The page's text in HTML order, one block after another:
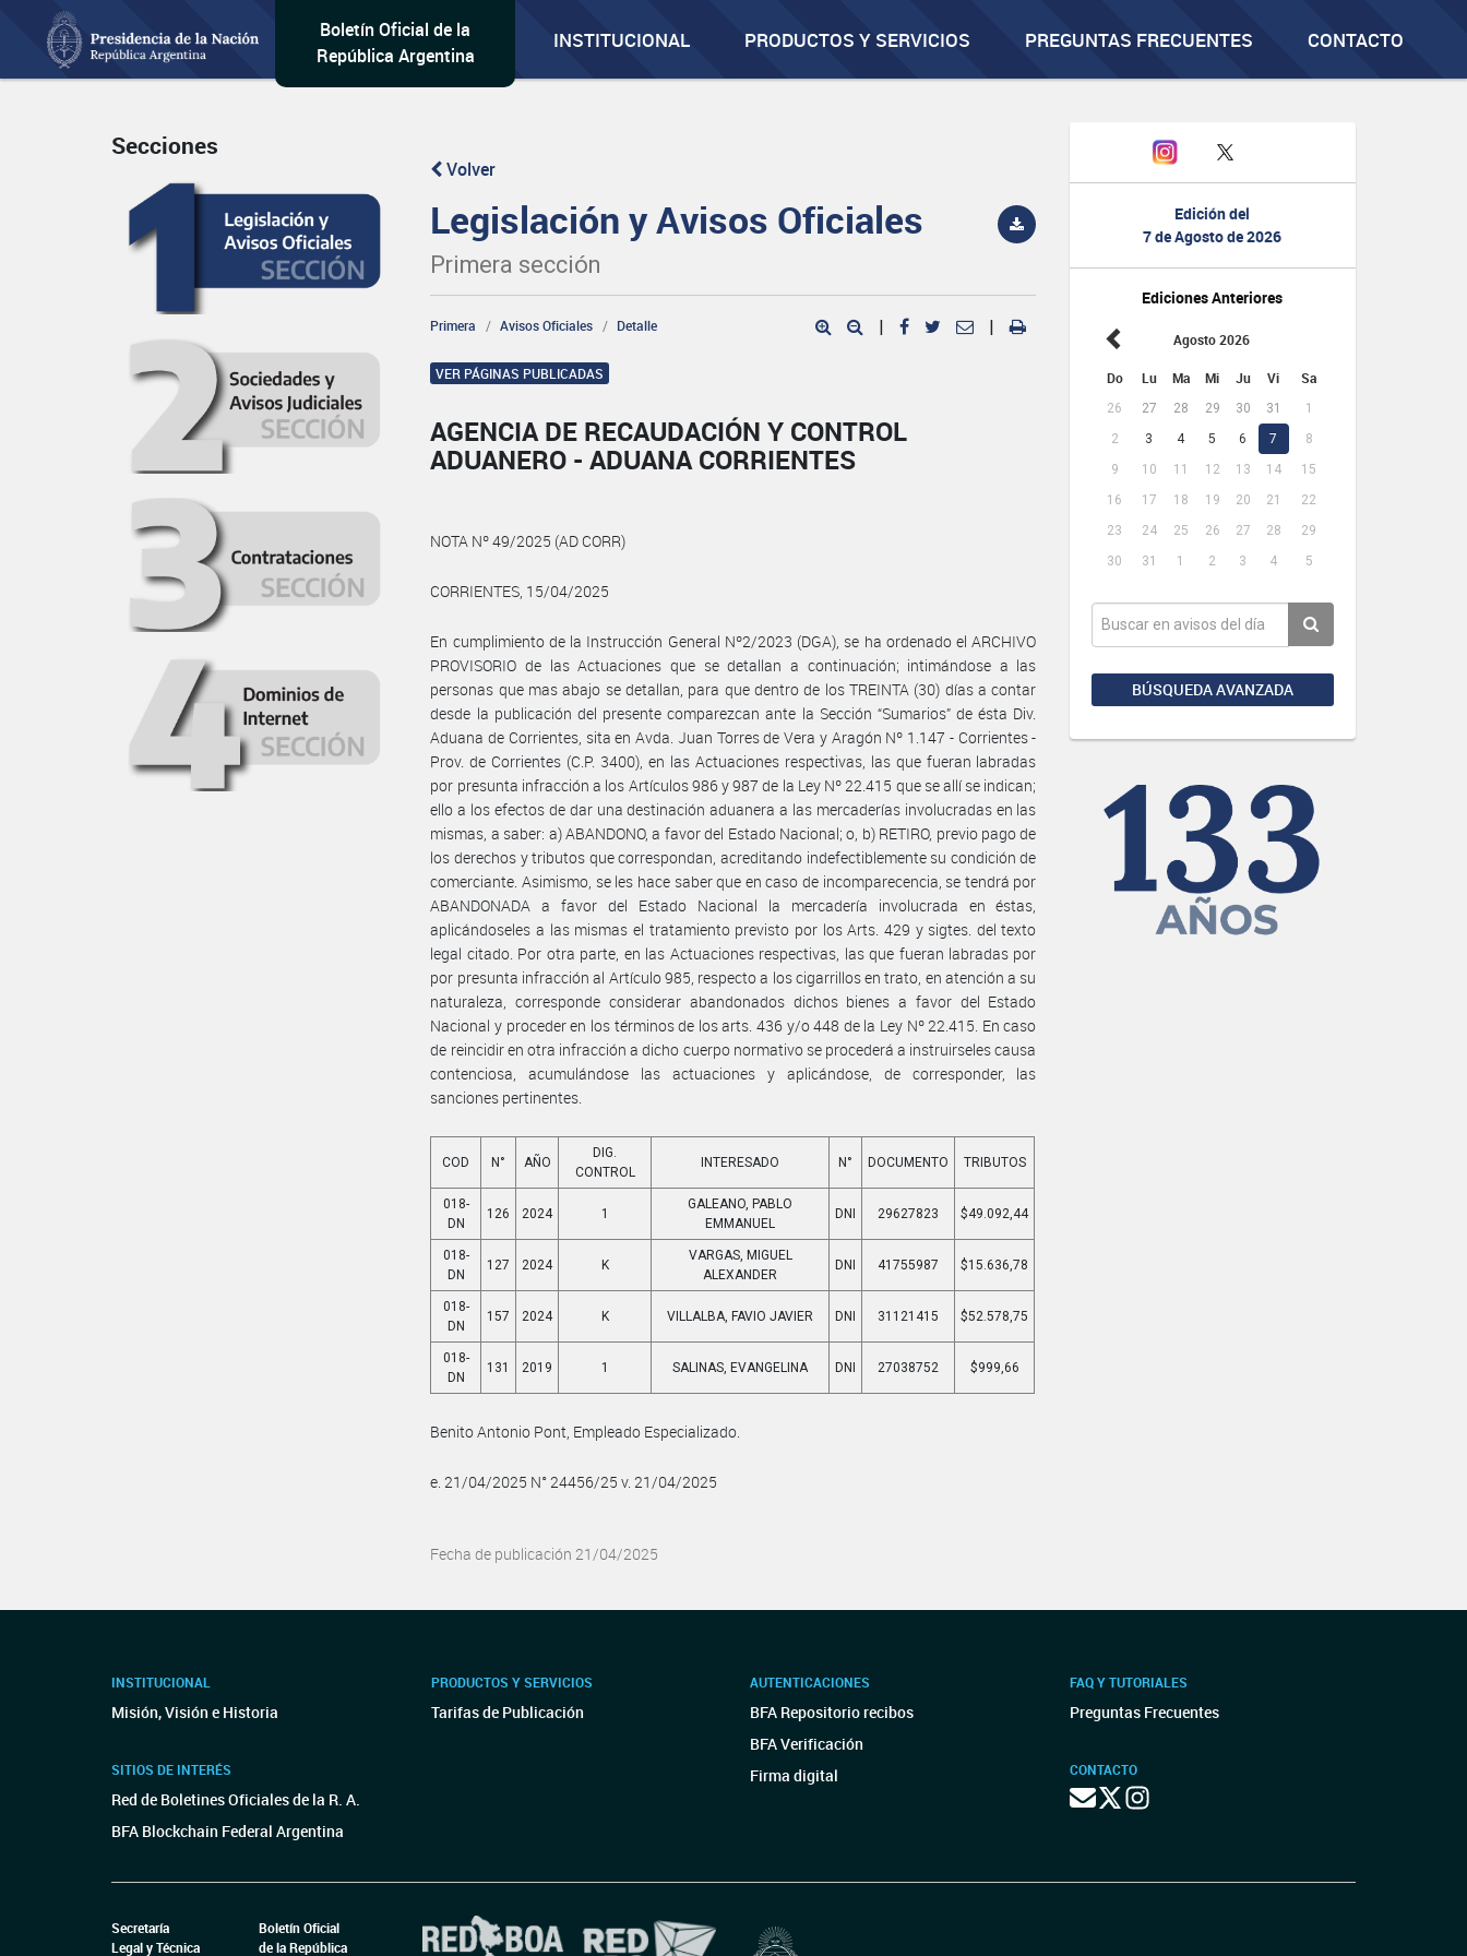
Boletín Oficial de la
República Argentina
INSTITUCIONAL PRODUCTOS Y SERVICIOS PREGUNTAS FRECUENTES CONTACTO
Edición del
7 de Agosto de 2026
Ediciones Anteriores
Agosto 2026
Do Lu Ma Mi Ju Vi Sa
26 27 28 29 30 31
1
2
3 4 5 6 7
8
9
10 11 12 13 14
15
16
17 18 19 20 21
22
23
24 25 26 27 28
29
30
31 1 2 3 4 5
BÚSQUEDA AVANZADA
Secciones
Volver
Legislación y Avisos Oficiales
Primera sección
Primera Avisos Oficiales Detalle | |
VER PÁGINAS PUBLICADAS
AGENCIA DE RECAUDACIÓN Y CONTROL
ADUANERO - ADUANA CORRIENTES
NOTA Nº 49/2025 (AD CORR)
CORRIENTES, 15/04/2025
En cumplimiento de la Instrucción General Nº2/2023 (DGA), se ha ordenado el ARCHIVO
PROVISORIO de las Actuaciones que se detallan a continuación; intimándose a las
personas que mas abajo se detallan, para que dentro de los TREINTA (30) días a contar
desde la publicación del presente comparezcan ante la Sección “Sumarios” de ésta Div.
Aduana de Corrientes, sita en Avda. Juan Torres de Vera y Aragón Nº 1.147 - Corrientes -
Prov. de Corrientes (C.P. 3400), en las Actuaciones respectivas, las que fueran labradas
por presunta infracción a los Artículos 986 y 987 de la Ley Nº 22.415 que se allí se indican;
ello a los efectos de dar una destinación aduanera a las mercaderías involucradas en las
mismas, a saber: a) ABANDONO, a favor del Estado Nacional; o, b) RETIRO, previo pago de
los derechos y tributos que correspondan, acreditando indefectiblemente su condición de
comerciante. Asimismo, se les hace saber que en caso de incomparecencia, se tendrá por
ABANDONADA a favor del Estado Nacional la mercadería involucrada en éstas,
aplicándoseles a las mismas el tratamiento previsto por los Arts. 429 y sigtes. del texto
legal citado. Por otra parte, en las Actuaciones respectivas, las que fueran labradas por
por presunta infracción al Artículo 985, respecto a los cigarrillos en trato, en atención a su
naturaleza, corresponde considerar abandonados dichos bienes a favor del Estado
Nacional y proceder en los términos de los arts. 436 y/o 448 de la Ley Nº 22.415. En caso
de reincidir en otra infracción a dicho cuerpo normativo se procederá a instruirseles causa
contenciosa, acumulándose las actuaciones y aplicándose, de corresponder, las
sanciones pertinentes.
COD N° AÑO
DIG.
CONTROL
INTERESADO N° DOCUMENTO TRIBUTOS
018-
DN
126 2024 1
GALEANO, PABLO
EMMANUEL
DNI 29627823 $49.092,44
018-
DN
127 2024 K
VARGAS, MIGUEL
ALEXANDER
DNI 41755987 $15.636,78
018-
DN
157 2024 K VILLALBA, FAVIO JAVIER DNI 31121415 $52.578,75
018-
DN
131 2019 1 SALINAS, EVANGELINA DNI 27038752 $999,66
Benito Antonio Pont, Empleado Especializado.
e. 21/04/2025 N° 24456/25 v. 21/04/2025
Fecha de publicación 21/04/2025
INSTITUCIONAL
Misión, Visión e Historia
SITIOS DE INTERÉS
Red de Boletines Oficiales de la R. A.
BFA Blockchain Federal Argentina
PRODUCTOS Y SERVICIOS
Tarifas de Publicación
AUTENTICACIONES
BFA Repositorio recibos
BFA Verificación
Firma digital
FAQ Y TUTORIALES
Preguntas Frecuentes
CONTACTO
Secretaría
Legal y Técnica
Boletín Oficial
de la República